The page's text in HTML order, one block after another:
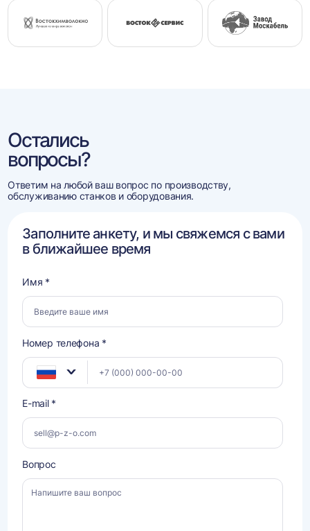
Остались
вопросы?
Ответим на любой ваш вопрос по производству,
обслуживанию станков и оборудования.
Заполните анкету, и мы свяжемся с вами
в ближайшее время
Имя *
Номер телефона *
E-mail *
Вопрос